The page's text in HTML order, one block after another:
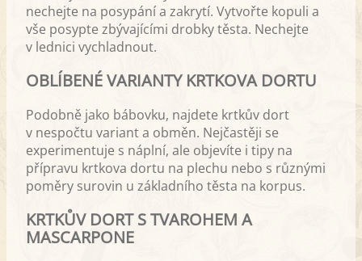
nechejte na posypání a zakrytí. Vytvořte kopuli a
vše posypte zbývajícími drobky těsta. Nechejte
v lednici vychladnout.
OBLÍBENÉ VARIANTY KRTKOVA DORTU
Podobně jako bábovku, najdete krtkův dort
v nespočtu variant a obměn. Nejčastěji se
experimentuje s náplní, ale objevíte i tipy na
přípravu krtkova dortu na plechu nebo s různými
poměry surovin u základního těsta na korpus.
KRTKŮV DORT S TVAROHEM A
MASCARPONE